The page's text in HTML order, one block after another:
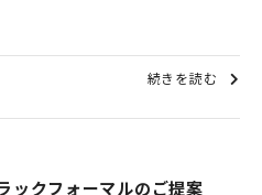
続きを読む
ックフォーマルのご提案